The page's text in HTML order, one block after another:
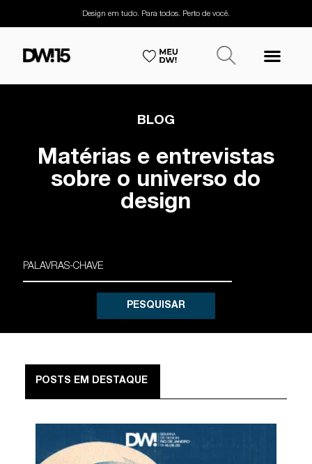
Design em tudo. Para todos. Perto de você.
BLOG
Matérias e entrevistas
sobre o universo do
design
PESQUISAR
POSTS EM DESTAQUE